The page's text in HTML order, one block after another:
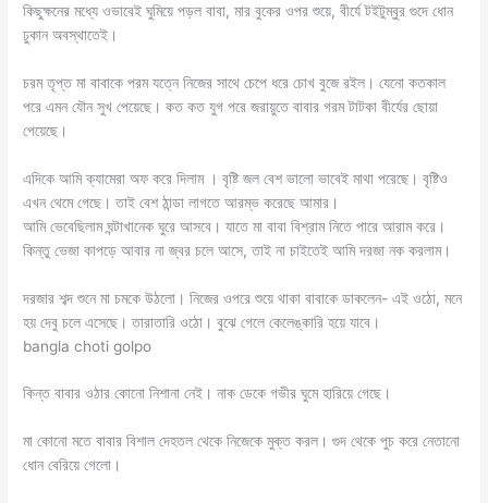
কিছুক্ষনের মধ্যে ওভাবেই ঘুমিয়ে পড়ল বাবা, মার বুকের ওপর শুয়ে, বীর্যে টইটুম্বুর গুদে ধোন
ঢুকান অবস্থাতেই।
চরম তৃপ্ত মা বাবাকে পরম যত্নে নিজের সাথে চেপে ধরে চোখ বুজে রইল। যেনো কতকাল
পরে এমন যৌন সুখ পেয়েছে। কত কত যুগ পরে জরায়ুতে বাবার গরম টাটকা বীর্যের ছোয়া
পেয়েছে।
এদিকে আমি ক্যামেরা অফ করে দিলাম । বৃষ্টি জল বেশ ভালো ভাবেই মাথা পরেছে। বৃষ্টিও
এখন থেমে গেছে। তাই বেশ ঠান্ডা লাগতে আরম্ভ করেছে আমার।
আমি ভেবেছিলাম ঘন্টাখানেক ঘুরে আসবে। যাতে মা বাবা বিশ্রাম নিতে পারে আরাম করে।
কিন্তু ভেজা কাপড়ে আবার না জ্বর চলে আসে, তাই না চাইতেই আমি দরজা নক করলাম।
দরজার শব্দ শুনে মা চমকে উঠলো। নিজের ওপরে শুয়ে থাকা বাবাকে ডাকলেন- এই ওঠো, মনে
হয় দেবু চলে এসেছে। তারাতারি ওঠো। বুঝে গেলে কেলেঙ্কারি হয়ে যাবে।
bangla choti golpo
কিন্ত বাবার ওঠার কোনো নিশানা নেই। নাক ডেকে গভীর ঘুমে হারিয়ে গেছে।
মা কোনো মতে বাবার বিশাল দেহতল থেকে নিজেকে মুক্ত করল। গুদ থেকে পুচ করে নেতানো
ধোন বেরিয়ে গেলো।